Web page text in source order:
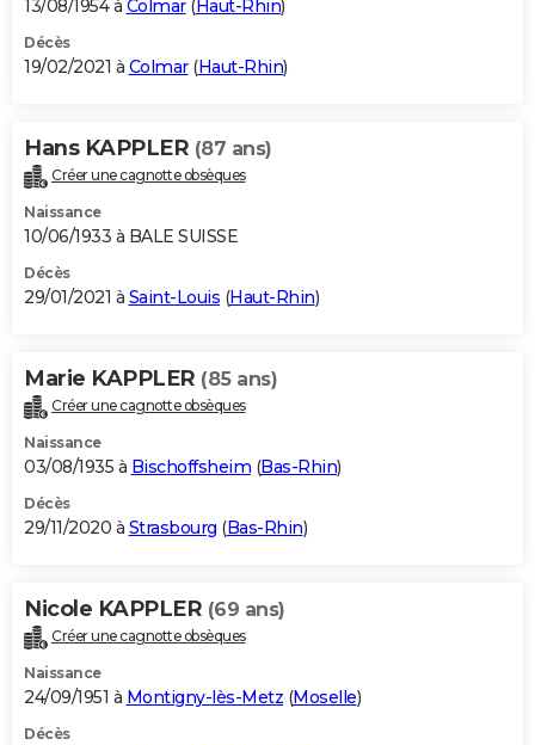
13/08/1954 à Colmar( Haut-Rhin)
Décès
19/02/2021 à Colmar(Haut-Rhin)
Hans KAPPLER (87 ans)
Créer une cagnotte obsèques
Naissance
10/06/1933 à BALE SUISSE
Décès
29/01/2021 à Saint-Louis (Haut-Rhin)
Marie KAPPLER (85 ans)
Créer une cagnotte obsèques
Naissance
03/08/1935 à Bischoffsheim (Bas-Rhin)
Décès
29/11/2020 à Strasbourg (Bas-Rhin)
Nicole KAPPLER (69 ans)
Créer une cagnotte obsèques
Naissance
24/09/1951 à Montigny-lès-Metz (Moselle)
Décès